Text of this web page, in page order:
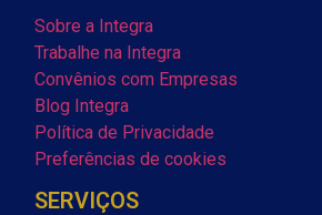
Sobre a Integra
Trabalhe na Integra
Convênios com Empresas
Blog Integra
Política de Privacidade
Preferências de cookies
SERVIÇOS